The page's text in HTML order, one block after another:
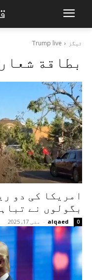
ٹیگز Trump live
بطاقة
امریکا کی دو
بگولوں نے تباہی
alqaed
- مئی 17, 2025 0